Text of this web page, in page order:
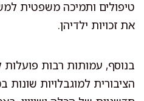
טיפולים ותמיכה משפטית
את זכויות ילדיהן.
בנוסף, עמותות רבות
הציבורית למוגבלויות